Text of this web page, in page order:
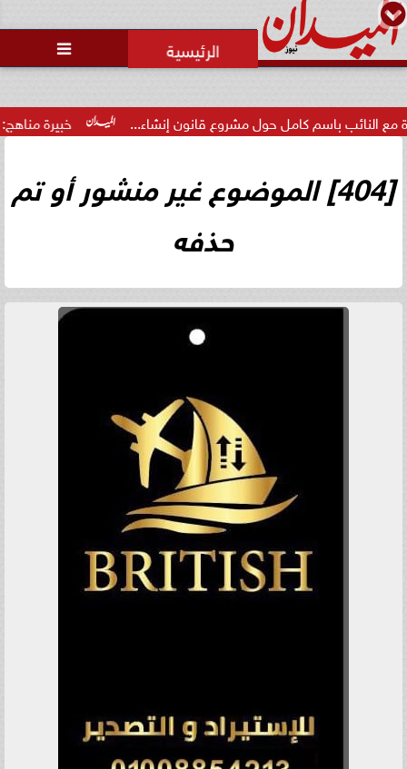

خبيرة مناهج: حداثة باسم كامل حول مشروع قانون إنشاء...
[404] الموضوع غير منشور أو تم
حذفه
الاتحاد العربي للتطوع يرعى
مسابقة وسام الخير